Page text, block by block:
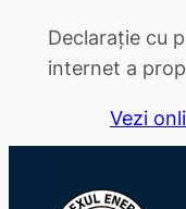
Declarație cu
internet a
Vezi